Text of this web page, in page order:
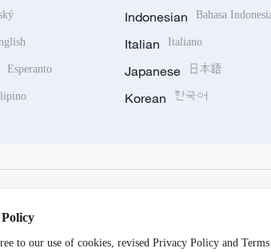
Esperanto
Indonesian Bahasa
Italian Italiano
Japanese 日本語
Korean 한국어
to our use of cookies, revised Privacy Policy and